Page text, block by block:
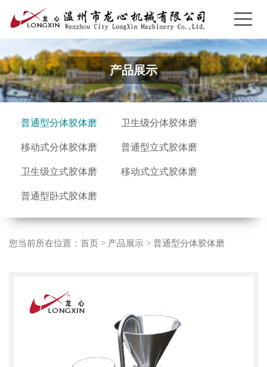
产品展示
普通型分体胶体磨 卫生级分体胶体磨
移动式分体胶体磨 普通型立式胶体磨
卫生级立式胶体磨 移动式立式胶体磨
普通型卧式胶体磨
您当前所在位置： 首页 > 产品展示 > 普通型分体胶体磨